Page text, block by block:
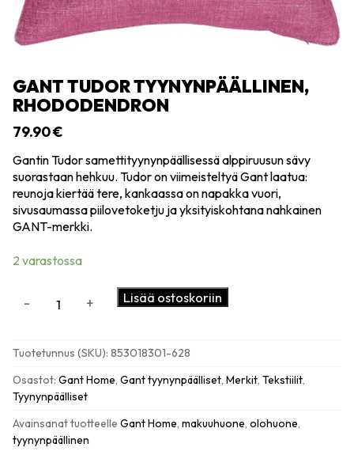
GANT TUDOR TYYNYNPÄÄLLINEN,
RHODODENDRON
79.90€
Gantin Tudor samettityynynpäällisessä alppiruusun sävy
suorastaan hehkuu. Tudor on viimeisteltyä Gant laatua:
reunoja kiertää tere, kankaassa on napakka vuori,
sivusaumassa piilovetoketju ja yksityiskohtana nahkainen
GANT-merkki.
2 varastossa
määrä
- + Lisää ostoskoriin
Tuotetunnus (SKU): 853018301-628
Osastot: Gant Home, Gant tyynynpäälliset, Merkit, Tekstiilit,
Tyynynpäälliset
Avainsanat tuotteelle Gant Home, makuuhuone, olohuone,
tyynynpäällinen